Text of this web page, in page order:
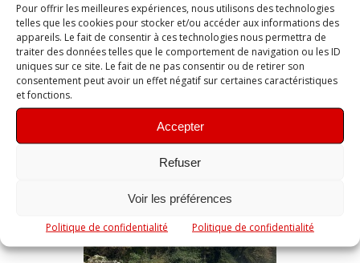
Pour offrir les meilleures expériences, nous utilisons des technologies
telles que les cookies pour stocker et/ou accéder aux informations des
appareils. Le fait de consentir à ces technologies nous permettra de
traiter des données telles que le comportement de navigation ou les ID
uniques sur ce site. Le fait de ne pas consentir ou de retirer son
consentement peut avoir un effet négatif sur certaines caractéristiques
et fonctions.
Accepter
Refuser
Voir les préférences
Politique de confidentialité Politique de confidentialité